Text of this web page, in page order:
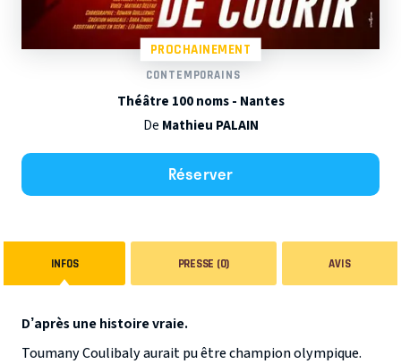
PROCHAINEMENT
CONTEMPORAINS
Théâtre 100 noms - Nantes
De Mathieu PALAIN
Réserver
INFOS PRESSE (0) AVIS
D’après une histoire vraie.
Toumany Coulibaly aurait pu être champion olympique.